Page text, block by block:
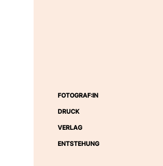
FOTOGRAF:IN
DRUCK
VERLAG
ENTSTEHUNG